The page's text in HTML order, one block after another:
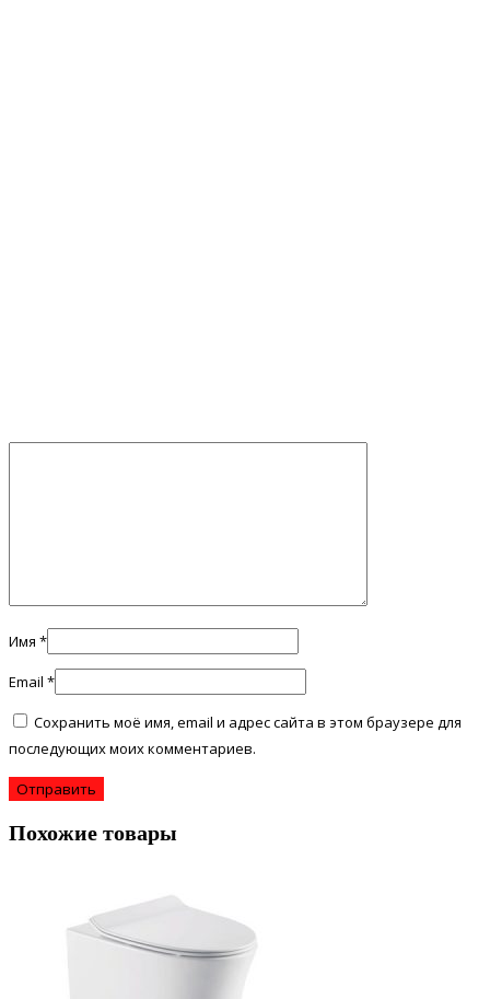
Имя *
Email *
Сохранить моё имя, email и адрес сайта в этом браузере для
последующих моих комментариев.
Похожие товары